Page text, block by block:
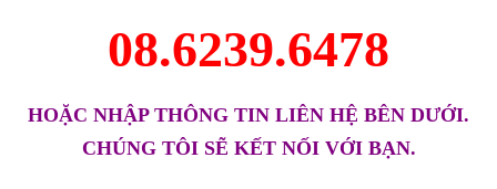
08.6239.6478
HOẶC NHẬP THÔNG TIN LIÊN HỆ BÊN DƯỚI.
CHÚNG TÔI SẼ KẾT NỐI VỚI BẠN.